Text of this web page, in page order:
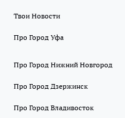
Твои Новости
Про Город Уфа
Про Город Нижний Новгород
Про Город Дзержинск
Про Город Владивосток